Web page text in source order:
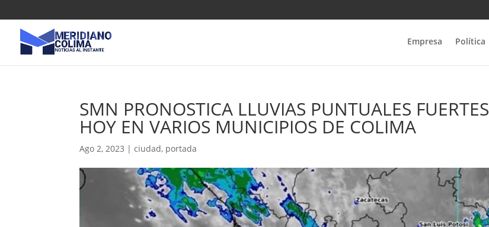
Empresa Política
SMN PRONOSTICA LLUVIAS PUNTUALES FUERTES
HOY EN VARIOS MUNICIPIOS DE COLIMA
Ago 2, 2023 |ciudad, portada